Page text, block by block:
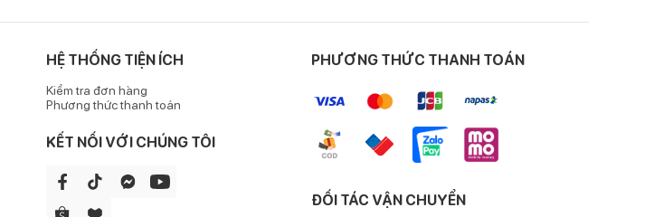
HỆ THỐNG TIỆN ÍCH
Kiểm tra đơn hàng
Phương thức thanh toán
KẾT NỐI VỚI CHÚNG TÔI
PHƯƠNG THỨC THANH TOÁN
ĐỐI TÁC VẬN CHUYỂN